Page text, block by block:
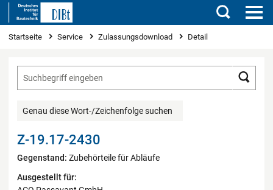
Suchen
Sie sind hier
Startseite Service Zulassungsdownload Detail
Genau diese Wort-/Zeichenfolge suchen
Z-19.17-2430
Gegenstand: Zubehörteile für Abläufe
Ausgestellt für: